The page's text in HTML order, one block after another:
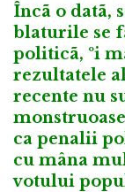
Încã o datã,
blaturile se
politicã, ºi
rezultatele
recente nu
ca penalii
cu mâna
votului